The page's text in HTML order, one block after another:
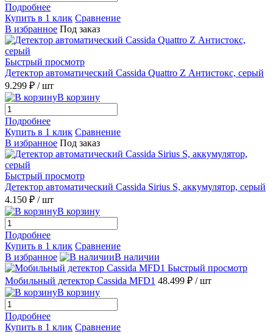
Подробнее
Купить в 1 клик Сравнение
В избранное Под заказ
Быстрый просмотр
Детектор автоматический Cassida Quattro Z Антистокс, серый
9.299 ₽ / шт
В корзину
Подробнее
Купить в 1 клик Сравнение
В избранное Под заказ
Быстрый просмотр
Детектор автоматический Cassida Sirius S, аккумулятор, серый
4.150 ₽ / шт
В корзину
Подробнее
Купить в 1 клик Сравнение
В избранное
В наличии
Быстрый просмотр
Мобильный детектор Cassida MFD1 48.499 ₽ / шт
В корзину
Подробнее
Купить в 1 клик Сравнение